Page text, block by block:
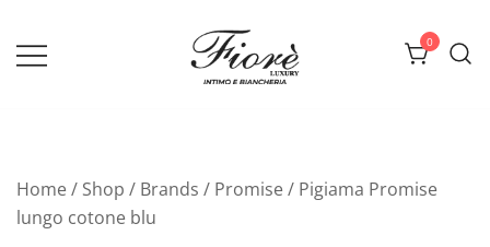
contenuto
0
Home/ Shop / Brands / Promise/ Pigiama Promise
lungo cotone blu